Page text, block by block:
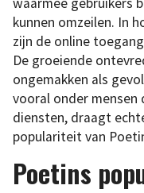
kunnen omzeilen. In
zijn de online
De groeiende
ongemakken als
vooral onder mensen
diensten, draagt
populariteit van
Poetins